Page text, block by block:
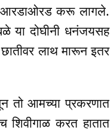
आरडाओरड करू लागले.
या दोघीनी धनंजयसह
लाथ मारून इतर
तो आमच्या प्रकरणात
शिवीगाळ करत हातात